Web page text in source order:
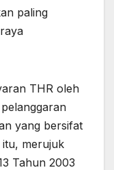
paling
THR oleh
yang bersifat
merujuk
Tahun 2003